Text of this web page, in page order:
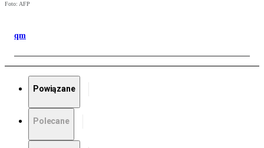
Foto: AFP
qm
Powiązane
Polecane